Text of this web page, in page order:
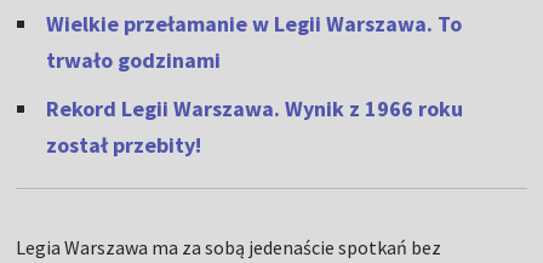
Wielkie przełamanie w Legii Warszawa. To
trwało godzinami
Rekord Legii Warszawa. Wynik z 1966 roku
został przebity!
Legia Warszawa ma za sobą jedenaście spotkań bez